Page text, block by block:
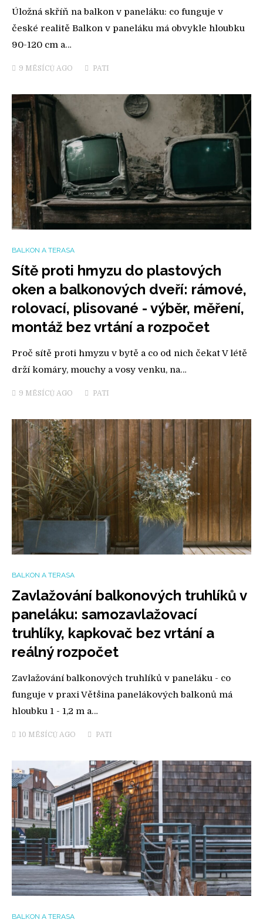
Úložná skříň na balkon v paneláku: co funguje v
české realitě Balkon v paneláku má obvykle hloubku
90-120 cm a…
9 MĚSÍCŮ AGO PATI
BALKON A TERASA
Sítě proti hmyzu do plastových
oken a balkonových dveří: rámové,
rolovací, plisované - výběr, měření,
montáž bez vrtání a rozpočet
Proč sítě proti hmyzu v bytě a co od nich čekat V létě
drží komáry, mouchy a vosy venku, na…
9 MĚSÍCŮ AGO PATI
BALKON A TERASA
Zavlažování balkonových truhlíků v
paneláku: samozavlažovací
truhlíky, kapkovač bez vrtání a
reálný rozpočet
Zavlažování balkonových truhlíků v paneláku - co
funguje v praxi Většina panelákových balkonů má
hloubku 1 - 1,2 m a…
10 MĚSÍCŮ AGO PATI
BALKON A TERASA